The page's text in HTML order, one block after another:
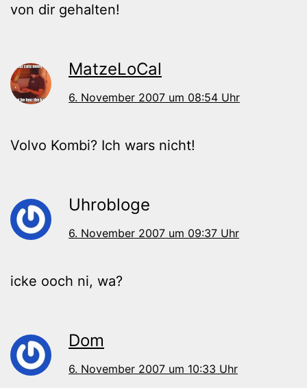
von dir gehalten!
MatzeLoCal
6. November 2007 um 08:54 Uhr
Volvo Kombi? Ich wars nicht!
Uhrobloge
6. November 2007 um 09:37 Uhr
icke ooch ni, wa?
Dom
6. November 2007 um 10:33 Uhr